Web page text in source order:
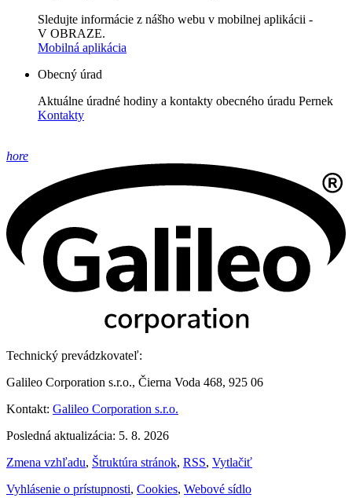
Sledujte informácie z nášho webu v mobilnej aplikácii -
V OBRAZE.
Mobilná aplikácia
Obecný úrad
Aktuálne úradné hodiny a kontakty obecného úradu Pernek
Kontakty
hore
Technický prevádzkovateľ:
Galileo Corporation s.r.o., Čierna Voda 468, 925 06
Kontakt: Galileo Corporation s.r.o.
Posledná aktualizácia: 5. 8. 2026
Zmena vzhľadu, Štruktúra stránok, RSS, Vytlačiť
Vyhlásenie o prístupnosti, Cookies, Webové sídlo